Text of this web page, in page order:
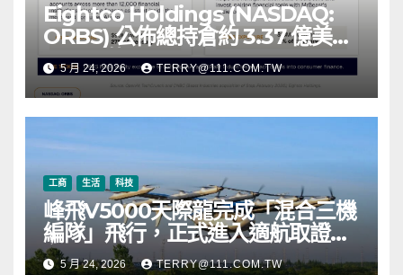
Eightco Holdings (NASDAQ:
ORBS) 公佈總持倉約 3.37 億美
元，涵蓋 OpenAI、Beast
Industries、超過 11,000 枚以太
幣 (ETH) 及逾 2.83 億枚 WLD 代
5 月 24, 2026 TERRY@111.COM.TW
工商 生活 科技
峰飛V5000天際龍完成「混合三機
編隊」飛行，正式進入適航取證階
段5 月 24, 2026 TERRY@111.COM.TW